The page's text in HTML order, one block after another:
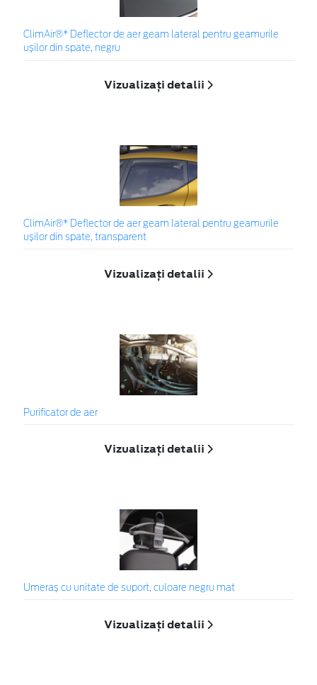
ClimAir®* Deflector de aer geam lateral pentru geamurile
ușilor din spate, negru
Vizualizați detalii
ClimAir®* Deflector de aer geam lateral pentru geamurile
ușilor din spate, transparent
Vizualizați detalii
Purificator de aer
Vizualizați detalii
Umeraș cu unitate de suport, culoare negru mat
Vizualizați detalii